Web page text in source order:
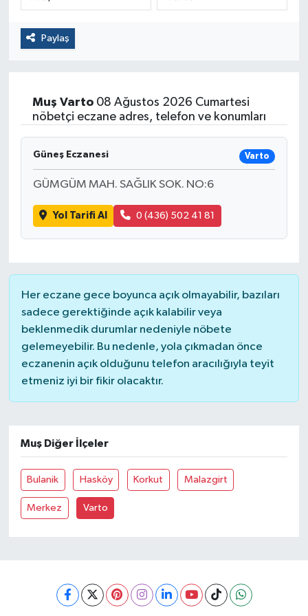
Paylaş
Muş Varto08 Ağustos 2026 Cumartesi
nöbetçi eczane adres, telefon ve konumları
Güneş Eczanesi Varto
GÜMGÜM MAH. SAĞLIK SOK. NO:6
Yol Tarifi Al 0 (436) 502 41 81
Her eczane gece boyunca açık olmayabilir, bazıları
sadece gerektiğinde açık kalabilir veya
beklenmedik durumlar nedeniyle nöbete
gelemeyebilir. Bu nedenle, yola çıkmadan önce
eczanenin açık olduğunu telefon aracılığıyla teyit
etmeniz iyi bir fikir olacaktır.
Muş Diğer İlçeler
Bulanik Hasköy Korkut Malazgirt
Merkez Varto